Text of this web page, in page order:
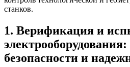
станков.
1. Верификация и
безопасности и